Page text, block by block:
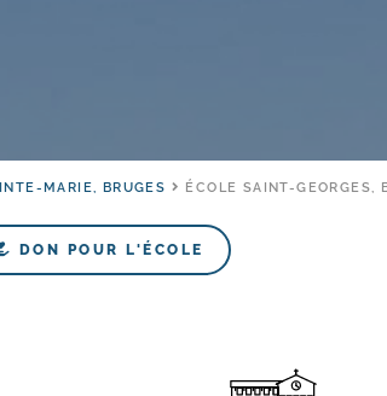
MARIE, BRUGES ÉCOLE SAINT-GEORGES,
DON POUR L'ÉCOLE